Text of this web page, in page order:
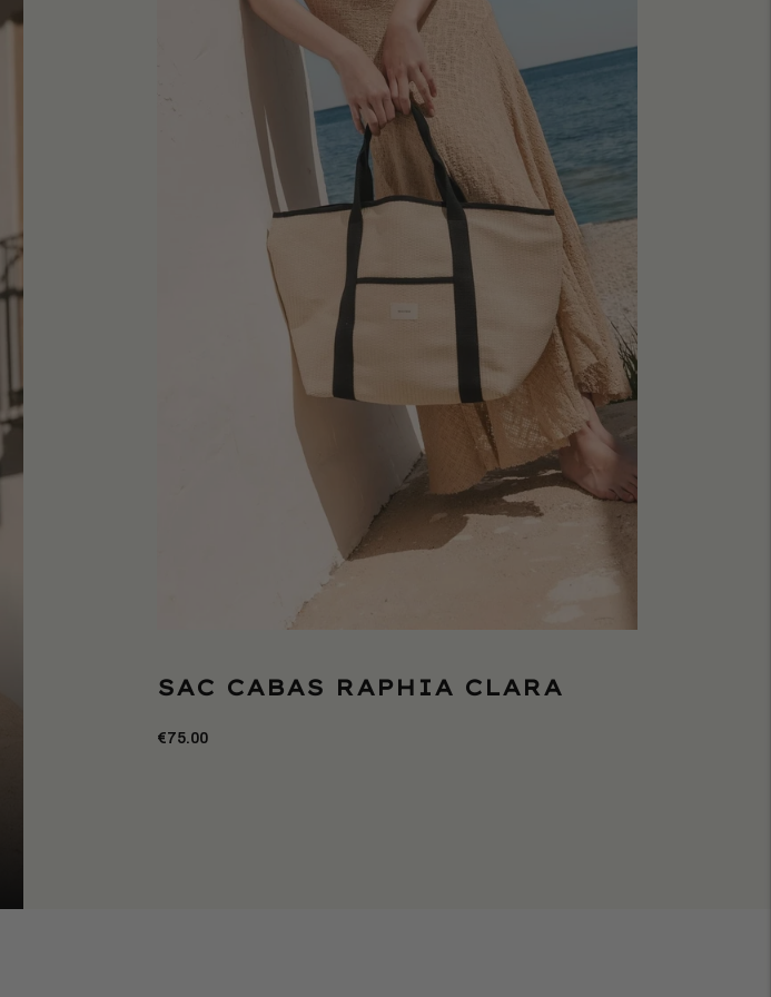
SAC CABAS RAPHIA CLARA
€75.00